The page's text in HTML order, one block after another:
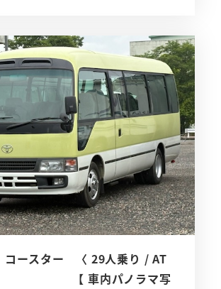
ースター 〈 29人乗り / AT
車内パノラマ写